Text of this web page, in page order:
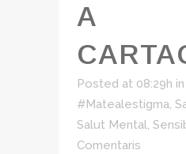
A
Posted at 08:29h in
#Matealestigma,
Salut Mental,
Comentaris